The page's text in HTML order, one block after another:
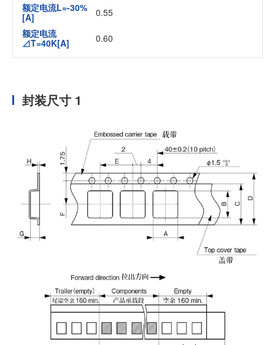
额定电流L=-30%
[A]
0.55
额定电流
⊿T=40K[A]
0.60
封装尺寸 1